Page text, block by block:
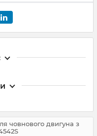
човнового двигуна з